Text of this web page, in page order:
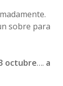
sobre para
octubre…. a